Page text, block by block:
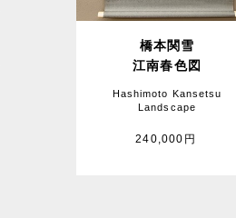
橋本関雪
江南春色図
Hashimoto Kansetsu
Landscape
240,000円